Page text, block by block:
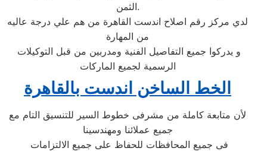
الثمن.
لدي مركز رقم اصلاح اندست القاهرة من هم علي درجة عاليه
من المهارة
الرسمية لجميع الماركات
الخط الساخن اندست بالقاهرة
لأن متابعة كاملة من مشرفى خطوط السير للتنسيق التام مع
جميع عملائنا ومهندسينا
فى جميع المحافظات للحفاظ على جميع الالتزامات